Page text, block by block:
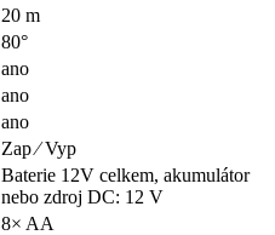
20 m
80°
ano
ano
ano
Zap ⁄ Vyp
Baterie 12V celkem, akumulátor
nebo zdroj DC: 12 V
8× AA